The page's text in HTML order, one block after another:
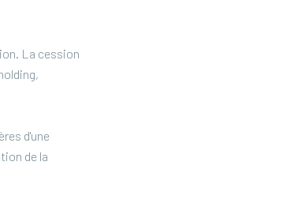
La cession
d'une
de la